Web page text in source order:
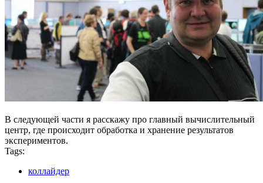
В следующей части я расскажу про главный вычислительный
центр, где происходит обработка и хранение результатов
экспериментов.
Tags:
коллайдер